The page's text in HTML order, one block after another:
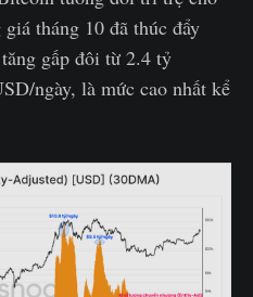
tháng 10 đã thúc đẩy
gấp đôi từ 2.4 tỷ
ngày, là mức cao nhất kể